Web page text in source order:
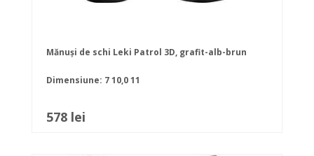
Mănuși de schi Leki Patrol 3D, grafit-alb-brun
Dimensiune: 710,011
578 lei